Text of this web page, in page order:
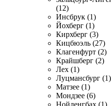
(12)
Инсбрук (1)
Йохберг (1)
Кирхберг (3)
Кицбюэль (27)
Клагенфурт (2)
Крайшберг (2)
Лех (1)
Луцмансбург (1)
Матзее (1)
Мондзее (6)
Нойленгбах (1)